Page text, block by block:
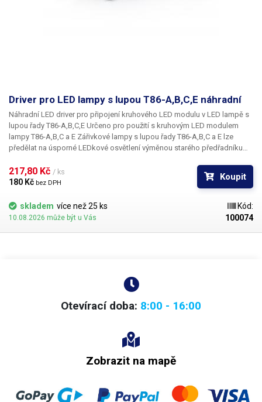
Driver pro LED lampy s lupou T86-A,B,C,E náhradní
Náhradní LED driver pro připojení kruhového LED modulu v LED lampě s
lupou řady T86-A,B,C,E Určeno pro použití s kruhovým LED modulem
lampy T86-A,B,C a E
předělat na úsporné LEDkové osvětlení výměnou starého předřadníku
zářivky za kruhový LED modul.
217,80 Kč / ks
180 Kč bez DPH
Koupit
skladem více než 25 ks
10.08.2026 může být u Vás
Kód:
100074
Otevírací doba: 8:00 - 16:00
Zobrazit na mapě